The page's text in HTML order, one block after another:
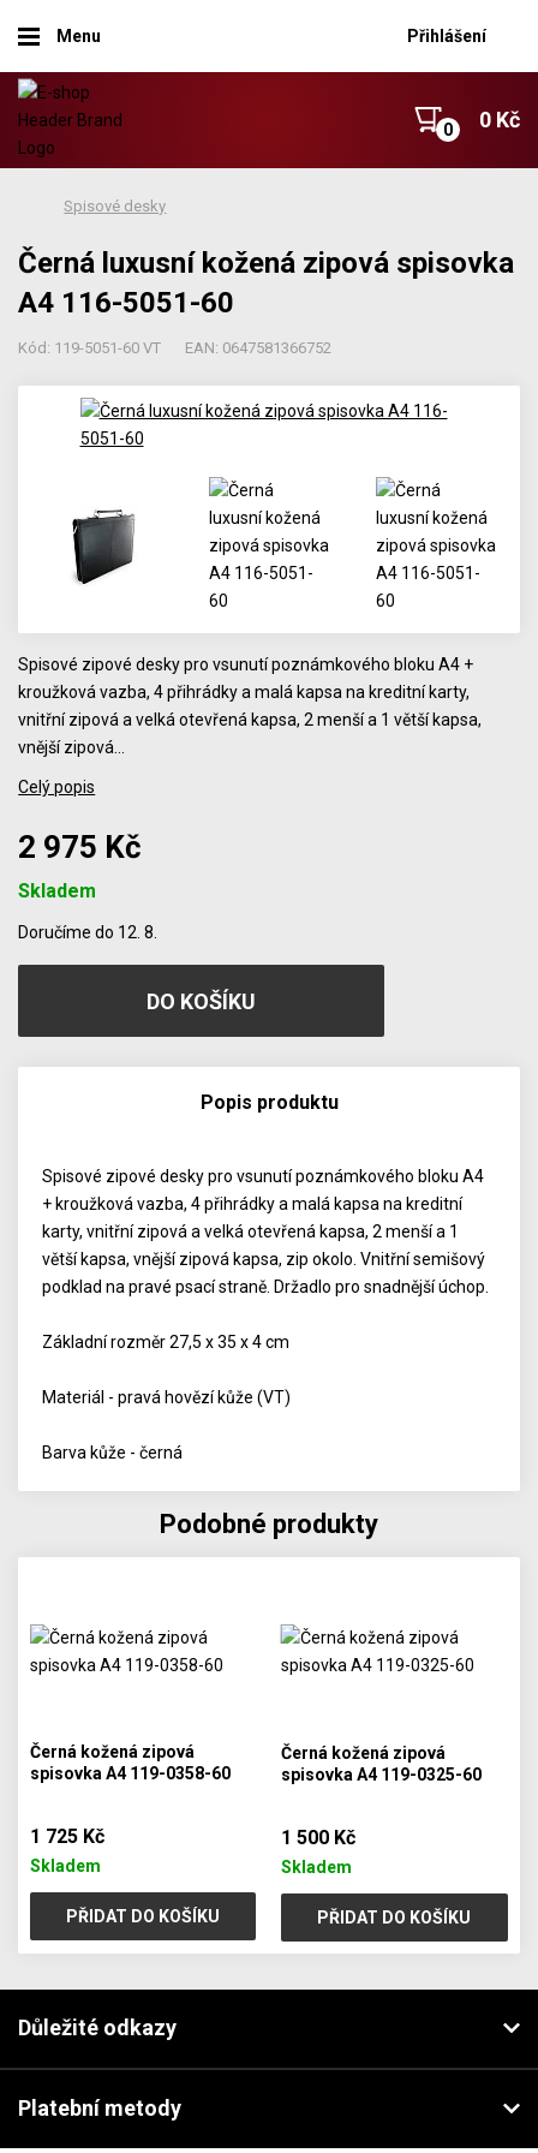
Menu Přihlášení
0 Kč
Spisové desky
Černá luxusní kožená zipová spisovka
A4 116-5051-60
Kód: 119-5051-60 VT EAN: 0647581366752
Spisové zipové desky pro vsunutí poznámkového bloku A4 +
kroužková vazba, 4 přihrádky a malá kapsa na kreditní karty,
vnitřní zipová a velká otevřená kapsa, 2 menší a 1 větší kapsa,
vnější zipová…
Celý popis
2 975 Kč
Skladem
Doručíme do 12. 8.
Popis produktu
Spisové zipové desky pro vsunutí poznámkového bloku A4
+ kroužková vazba, 4 přihrádky a malá kapsa na kreditní
karty, vnitřní zipová a velká otevřená kapsa, 2 menší a 1
větší kapsa, vnější zipová kapsa, zip okolo. Vnitřní semišový
podklad na pravé psací straně. Držadlo pro snadnější úchop.
Základní rozměr 27,5 x 35 x 4 cm
Materiál - pravá hovězí kůže (VT)
Barva kůže - černá
Podobné produkty
Černá kožená zipová
spisovka A4 119-0358-60
1 725 Kč
Skladem
PŘIDAT DO KOŠÍKU
Černá kožená zipová
spisovka A4 119-0325-60
1 500 Kč
Skladem
PŘIDAT DO KOŠÍKU
Důležité odkazy
Platební metody